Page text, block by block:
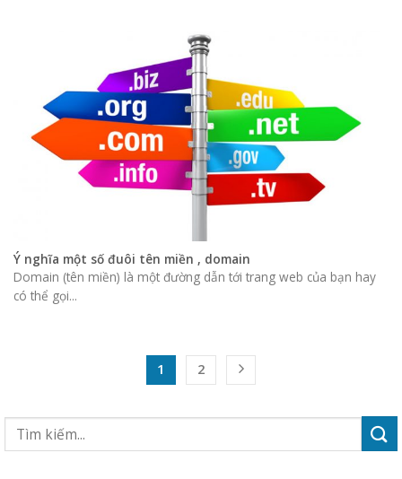
Ý nghĩa một số đuôi tên miền , domain
Domain (tên miền) là một đường dẫn tới trang web của bạn hay
có thể gọi...
1 2